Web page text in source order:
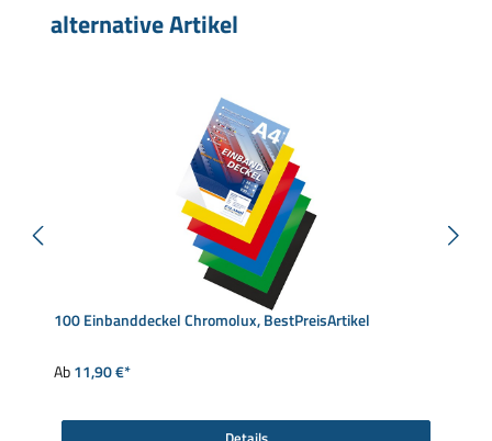
Produktgalerie überspringen
alternative Artikel
100 Einbanddeckel Chromolux, BestPreisArtikel
Ab11,90 €*